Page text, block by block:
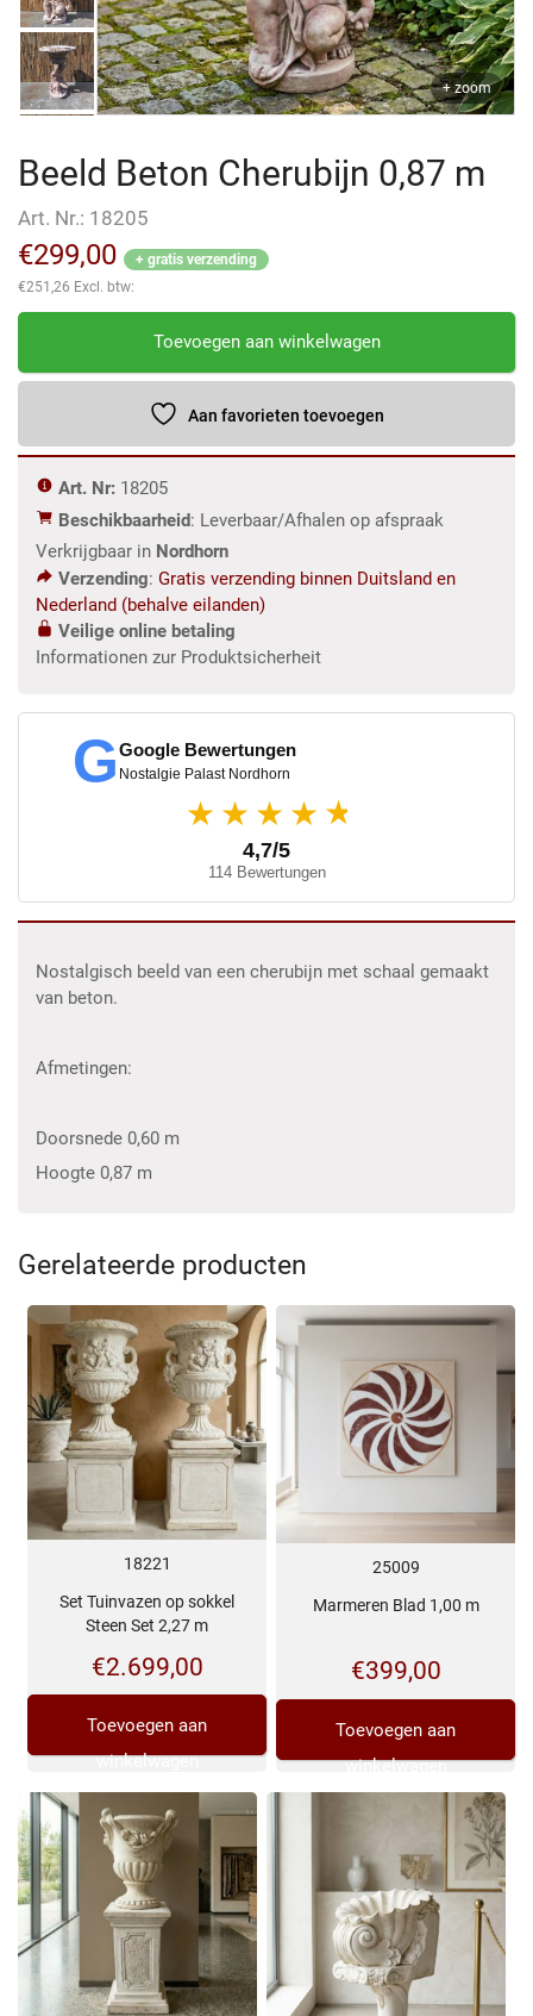
+ zoom
Beeld Beton Cherubijn 0,87 m
Art. Nr.: 18205
€299,00
+ gratis verzending
€251,26 Excl. btw:
Beeld
Cherubijn
m
aantal
Toevoegen aan winkelwagen
Aan favorieten toevoegen
Art. Nr: 18205
Beschikbaarheid: Leverbaar/Afhalen op afspraak
Verkrijgbaar in Nordhorn
Verzending: Gratis verzending binnen Duitsland en
Nederland (behalve eilanden)
Veilige online betaling
Informationen zur Produktsicherheit
GGoogle Bewertungen
Nostalgie Palast Nordhorn
★★★★ ★
4,7/5
114 Bewertungen
Nostalgisch beeld van een cherubijn met schaal gemaakt
van beton.
Afmetingen:
Doorsnede 0,60 m
Hoogte 0,87 m
Gerelateerde producten
18221
Set Tuinvazen op sokkel
Steen Set 2,27 m
€2.699,00
Toevoegen aan
winkelwagen
25009
Marmeren Blad 1,00 m
€399,00
Toevoegen aan
winkelwagen